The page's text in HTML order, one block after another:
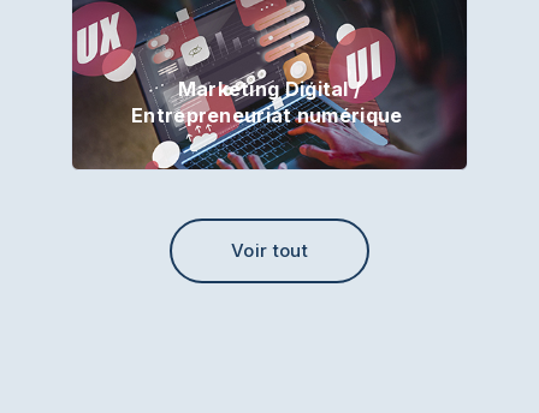
Marketing Digital /
Entrepreneuriat numérique
Voir tout